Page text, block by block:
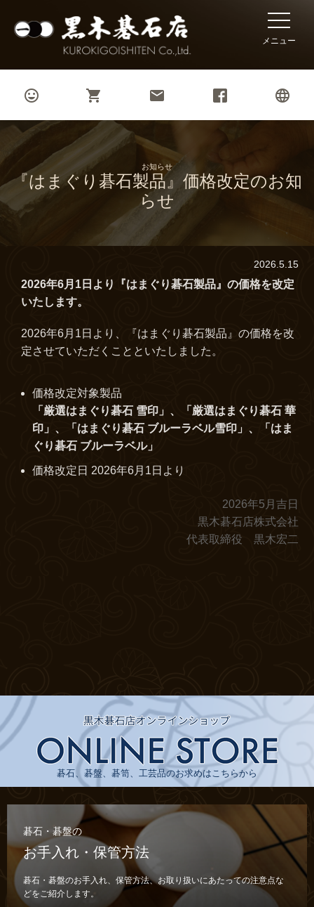
toggle
メニュー
   
お知らせ
『はまぐり碁石製品』価格改定のお知
らせ
2026.5.15
2026年6月1日より『はまぐり碁石製品』の価格を改定
いたします。
2026年6月1日より、『はまぐり碁石製品』の価格を改
定させていただくことといたしました。
価格改定対象製品
「厳選はまぐり碁石 雪印」、「厳選はまぐり碁石 華
印」、「はまぐり碁石 ブルーラベル雪印」、「はま
ぐり碁石 ブルーラベル」
価格改定日 2026年6月1日より
2026年5月吉日
黒木碁石店株式会社
代表取締役 黒木宏二
碁石、碁盤、碁笥、工芸品のお求めはこちらから
碁石・碁盤の
お手入れ・保管方法
碁石・碁盤のお手入れ、保管方法、お取り扱いにあたっての注意点な
どをご紹介します。